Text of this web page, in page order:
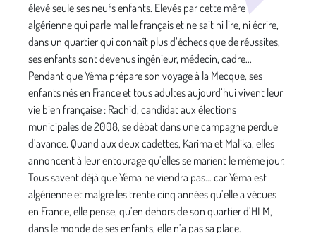
élevé seule ses neufs enfants. Elevés par cette mère
algérienne qui parle mal le français et ne sait ni lire, ni écrire,
dans un quartier qui connaît plus d’échecs que de réussites,
ses enfants sont devenus ingénieur, médecin, cadre...
Pendant que Yéma prépare son voyage à la Mecque, ses
enfants nés en France et tous adultes aujourd’hui vivent leur
vie bien française : Rachid, candidat aux élections
municipales de 2008, se débat dans une campagne perdue
d’avance. Quand aux deux cadettes, Karima et Malika, elles
annoncent à leur entourage qu’elles se marient le même jour.
Tous savent déjà que Yéma ne viendra pas… car Yéma est
algérienne et malgré les trente cinq années qu’elle a vécues
en France, elle pense, qu’en dehors de son quartier d’HLM,
dans le monde de ses enfants, elle n’a pas sa place.